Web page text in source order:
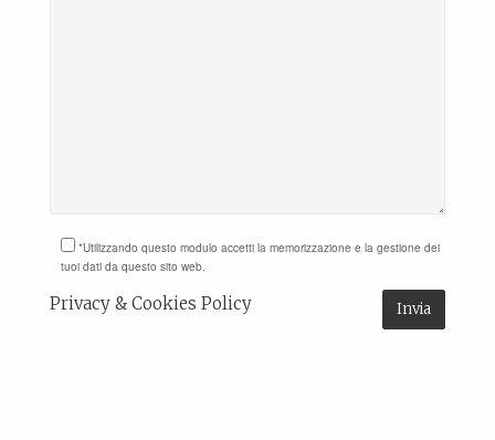
*Utilizzando questo modulo accetti la memorizzazione e la gestione dei
tuoi dati da questo sito web.
Privacy & Cookies Policy